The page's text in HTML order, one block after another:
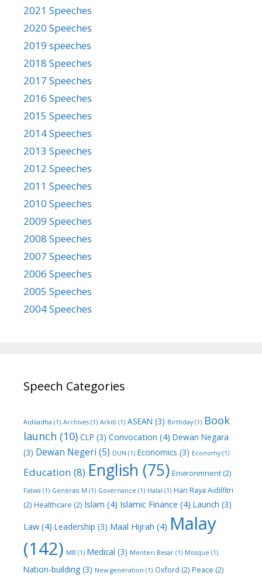
2021 Speeches
2020 Speeches
2019 speeches
2018 Speeches
2017 Speeches
2016 Speeches
2015 Speeches
2014 Speeches
2013 Speeches
2012 Speeches
2011 Speeches
2010 Speeches
2009 Speeches
2008 Speeches
2007 Speeches
2006 Speeches
2005 Speeches
2004 Speeches
Speech Categories
Aidiladha (1) Archives (1) Arkib (1) ASEAN (3) Birthday(1) Book
launch (10) CLP (3) Convocation (4) Dewan Negara
(3) Dewan Negeri (5) DUN (1) Economics (3) Economy(1)
Education (8) English (75) Environmnent (2)
Fatwa (1) Generasi M (1) Governance (1) Halal (1) Hari Raya Aidilfitri
(2) Healthcare (2) Islam (4) Islamic Finance (4) Launch (3)
Law (4) Leadership (3) Maal Hijrah (4) Malay
(142) MB (1) Medical (3) Menteri Besar (1) Mosque (1)
Nation-building (3) New generation (1) Oxford (2) Peace (2)